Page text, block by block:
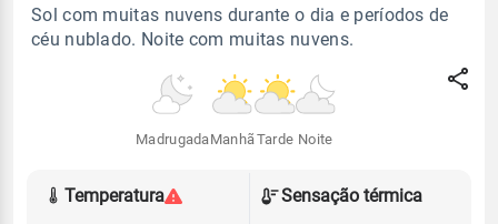
Sol com muitas nuvens durante o dia e períodos de
céu nublado. Noite com muitas nuvens.
Madrugada Manhã Tarde Noite
Temperatura
Sensação térmica